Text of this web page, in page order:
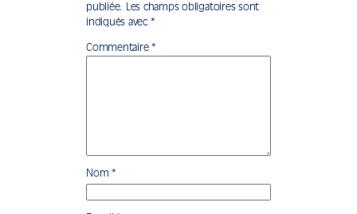
publiée. Les champs obligatoires sont
indiqués avec *
Commentaire *
Nom*